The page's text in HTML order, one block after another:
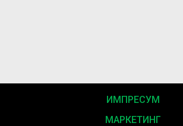
ИМПРЕСУМ
МАРКЕТИНГ